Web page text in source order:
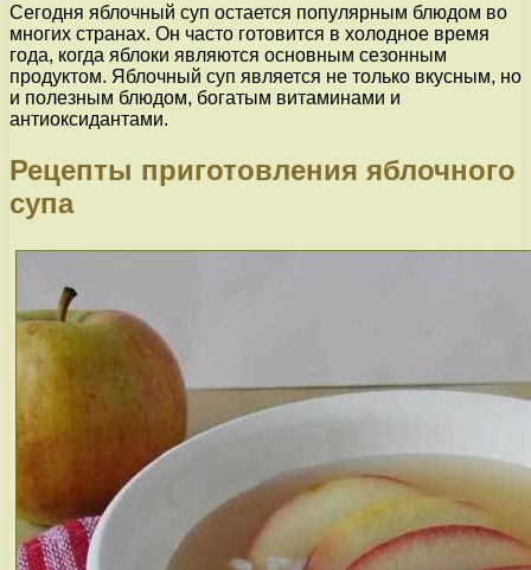
Сегодня яблочный суп остается популярным блюдом во
многих странах. Он часто готовится в холодное время
года, когда яблоки являются основным сезонным
продуктом. Яблочный суп является не только вкусным, но
и полезным блюдом, богатым витаминами и
антиоксидантами.
Рецепты приготовления яблочного
супа